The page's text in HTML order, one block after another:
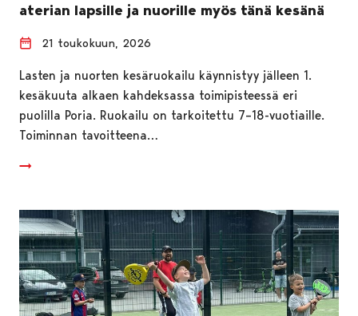
aterian lapsille ja nuorille myös tänä kesänä
21 toukokuun, 2026
Lasten ja nuorten kesäruokailu käynnistyy jälleen 1.
kesäkuuta alkaen kahdeksassa toimipisteessä eri
puolilla Poria. Ruokailu on tarkoitettu 7–18-vuotiaille.
Toiminnan tavoitteena…